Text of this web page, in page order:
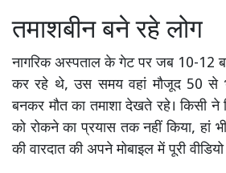
तमाशबीन बने रहे लोग
नागरिक अस्पताल के गेट पर जब 10-12
कर रहे थे, उस समय वहां मौजूद 50 से
बनकर मौत का तमाशा देखते रहे। किसी ने
को रोकने का प्रयास तक नहीं किया, हां
की वारदात की अपने मोबाइल में पूरी